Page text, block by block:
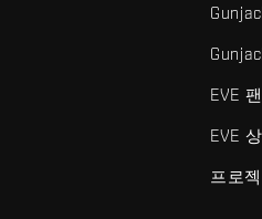
EVE
EVE
프로